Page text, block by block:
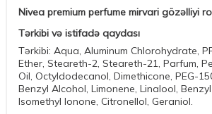
Nivea premium perfume mirvari gözəlliyi
Tərkibi və istifadə qaydası
Tərkibi: Aqua, Aluminum Chlorohydrate,
Ether, Steareth-2, Steareth-21, Parfum,
Oil, Octyldodecanol, Dimethicone, PEG-
Benzyl Alcohol, Limonene, Linalool,
Isomethyl Ionone, Citronellol, Geraniol.